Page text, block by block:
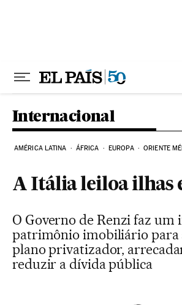
Internacional
AMÉRICA LATINA ÁFRICA EUROPA ORIENTE
A Itália leiloa ilhas
O Governo de Renzi faz um
patrimônio imobiliário para
plano privatizador,
reduzir a dívida pública